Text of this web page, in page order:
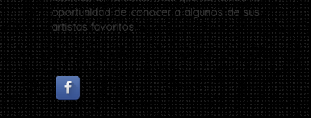
oportunidad de conocer a algunos de sus
artistas favoritos.